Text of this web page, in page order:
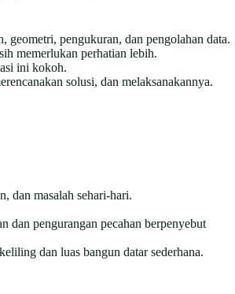
geometri, pengukuran, dan pengolahan data.
memerlukan perhatian lebih.
ini kokoh.
solusi, dan melaksanakannya.
dan masalah sehari-hari.
dan pengurangan pecahan berpenyebut
dan luas bangun datar sederhana.